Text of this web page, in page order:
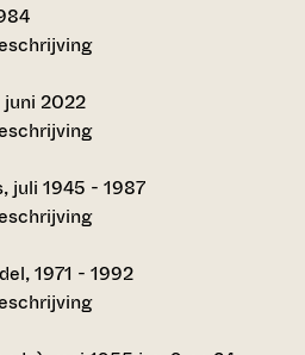
juni 2022
juli 1945 - 1987
1971 - 1992